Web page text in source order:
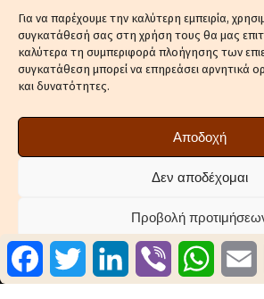
Για να παρέχουμε την καλύτερη εμπειρία,
συγκατάθεσή σας στη χρήση τους θα μας
καλύτερα τη συμπεριφορά πλοήγησης των
συγκατάθεση μπορεί να επηρεάσει αρνητικά
και δυνατότητες.
Αποδοχή
Δεν αποδέχομαι
Προβολή
Πολιτική CookiesΠολιτική
Home Barista: Τα
gadgets που
σπιτικό espresso σε
Freeze Cup: Eνα
FacebookTwitter LinkedInViber